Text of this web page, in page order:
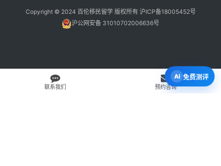
Copyright © 2024 百伦移民留学 版权所有 沪ICP备18005452号
沪公网安备 31010702006636号
联系我们 预约咨询
免费测评